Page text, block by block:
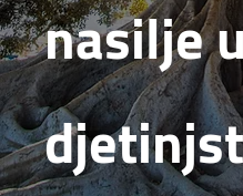
nasilje